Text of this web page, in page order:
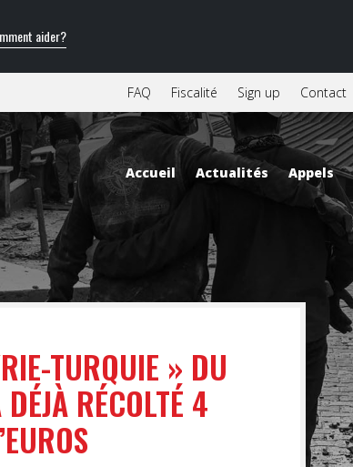
aider?
FAQ Fiscalité Sign up Contact
Accueil Actualités Appels
TURQUIE » DU
RÉCOLTÉ 4